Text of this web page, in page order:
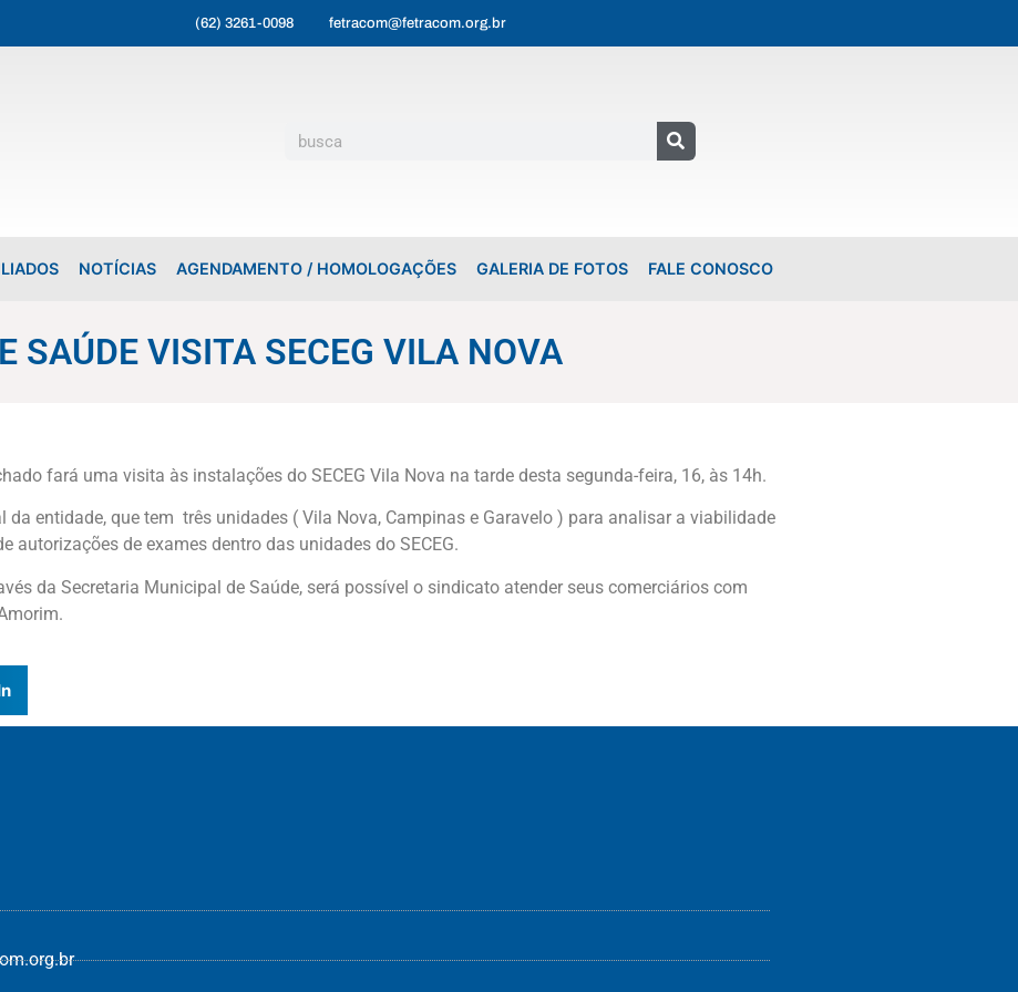
(62) 3261-0098 fetracom@fetracom.org.br
NOTÍCIAS AGENDAMENTO / HOMOLOGAÇÕES GALERIA DE FOTOS FALE CONOSCO
SAÚDE VISITA SECEG VILA NOVA
fará uma visita às instalações do SECEG Vila Nova na tarde desta segunda-feira, 16, às 14h.
entidade, que tem três unidades ( Vila Nova, Campinas e Garavelo ) para analisar a viabilidade
de exames dentro das unidades do SECEG.
da Secretaria Municipal de Saúde, será possível o sindicato atender seus comerciários com